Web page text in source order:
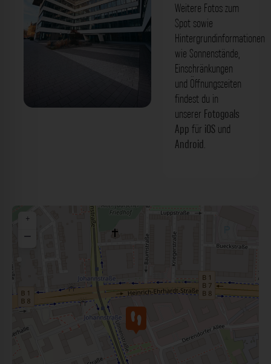
Weitere Fotos zum
Spot sowie
Hintergrundinformationen
wie Sonnenstände,
Einschränkungen
und Öffnungszeiten
findest du in
unserer Fotogoals
App für iOS und
Android.
+
−